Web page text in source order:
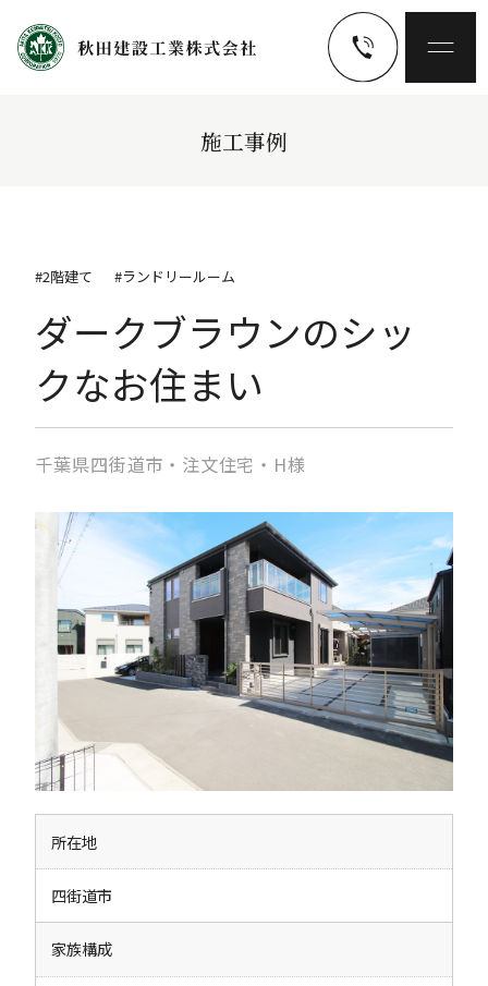
施工事例
#2階建て #ランドリールーム
ダークブラウンのシッ
クなお住まい
千葉県四街道市・注文住宅・H様
所在地
四街道市
家族構成